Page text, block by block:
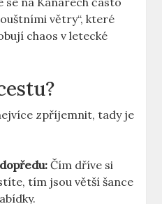
větry“, které
chaos v letecké
zpříjemnit, tady je
Čím dříve si
tím jsou větší šance